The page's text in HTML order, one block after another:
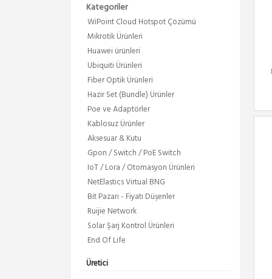
Kategoriler
WiPoint Cloud Hotspot Çözümü
Mikrotik Ürünleri
Huawei ürünleri
Ubiquiti Ürünleri
Fiber Optik Ürünleri
Hazir Set (Bundle) Ürünler
Poe ve Adaptörler
Kablosuz Ürünler
Aksesuar & Kutu
Gpon / Switch / PoE Switch
IoT / Lora / Otomasyon Ürünleri
NetElastics Virtual BNG
Bit Pazarı - Fiyatı Düşenler
Ruijie Network
Solar Şarj Kontrol Ürünleri
End Of Life
Üretici